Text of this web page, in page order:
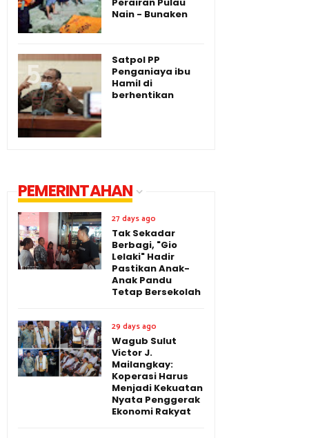
Nain - Bunaken
Satpol PP
Penganiaya ibu
Hamil di
berhentikan
PEMERINTAHAN
27 days ago
Tak Sekadar
Berbagi, "Gio
Lelaki" Hadir
Pastikan Anak-
Anak Pandu
Tetap Bersekolah
29 days ago
Wagub Sulut
Victor J.
Mailangkay:
Koperasi Harus
Menjadi Kekuatan
Nyata Penggerak
Ekonomi Rakyat